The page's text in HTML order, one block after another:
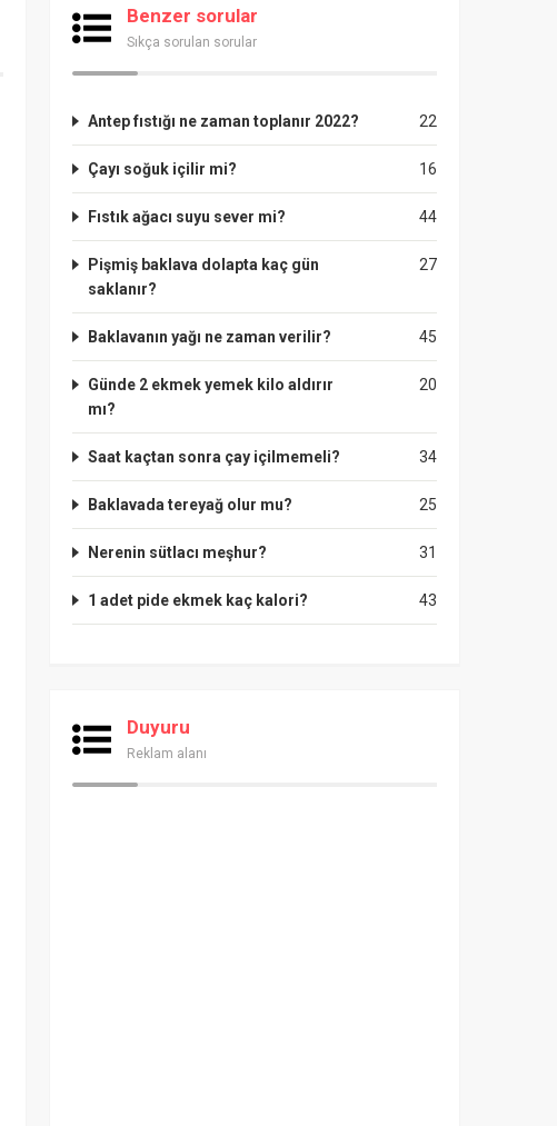
Benzer sorular
Sıkça sorulan sorular
22
Antep fıstığı ne zaman toplanır 2022?
16
Çayı soğuk içilir mi?
44
Fıstık ağacı suyu sever mi?
27
Pişmiş baklava dolapta kaç gün
saklanır?
45
Baklavanın yağı ne zaman verilir?
20
Günde 2 ekmek yemek kilo aldırır
mı?
34
Saat kaçtan sonra çay içilmemeli?
25
Baklavada tereyağ olur mu?
31
Nerenin sütlacı meşhur?
43
1 adet pide ekmek kaç kalori?
Duyuru
Reklam alanı